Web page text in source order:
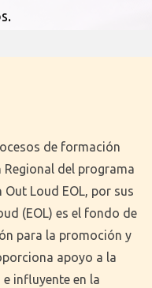
de formación
del programa
Loud EOL, por sus
(EOL) es el fondo de
para la promoción y
apoyo a la
influyente en la